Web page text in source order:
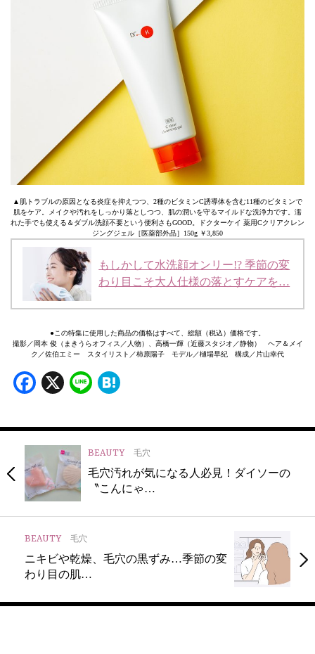
▲肌トラブルの原因となる炎症を抑えつつ、2種のビタミンC誘導体を含む11種のビタミンで
肌をケア。メイクや汚れをしっかり落としつつ、肌の潤いを守るマイルドな洗浄力です。濡
れた手でも使える＆ダブル洗顔不要という便利さもGOOD。ドクターケイ 薬用Cクリアクレン
ジングジェル［医薬部外品］150g ￥3,850
もしかして水洗顔オンリー!? 季節の変
わり目こそ大人仕様の落とすケアを…
●この特集に使用した商品の価格はすべて、総額（税込）価格です。
撮影／岡本 俊（まきうらオフィス／人物）、高橋一輝（近藤スタジオ／静物） ヘア＆メイ
ク／佐伯エミー スタイリスト／柿原陽子 モデル／樋場早紀 構成／片山幸代
Facebook
X Line
BEAUTY 毛穴
毛穴汚れが気になる人必見！ダイソーの
〝こんにゃ…
BEAUTY 毛穴
ニキビや乾燥、毛穴の黒ずみ…季節の変
わり目の肌…